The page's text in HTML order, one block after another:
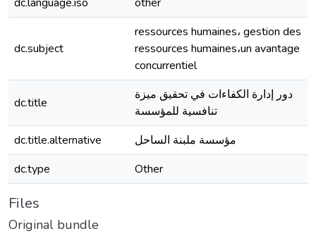
dc.subject
ressources humaines، gestion des
ressources humaines،un avantage
concurrentiel
dc.title
دور إدارة الكفاءات في تحقيق ميزة
تنافسية للمؤسسة
dc.title.alternative
مؤسسة ملبنة الساحل
dc.type
Other
Files
Original bundle